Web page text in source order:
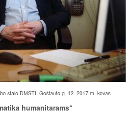
stalo DMSTI, Goštauto g. 12. 2017 m. kovas
humanitarams“